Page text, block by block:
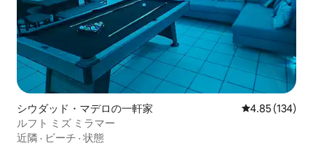
シウダッド・マデロの一軒家 レビュー134
4.85 (134)
ルフト ミズ ミラマー
近隣 · ビーチ · 状態